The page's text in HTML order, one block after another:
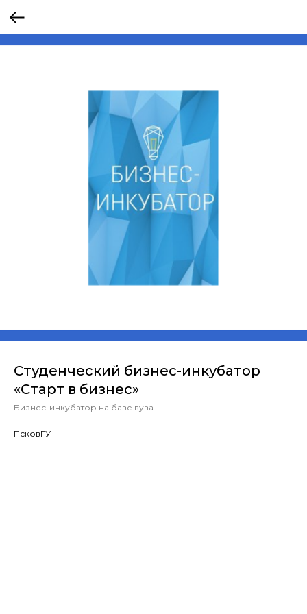
Студенческий бизнес-инкубатор
«Старт в бизнес»
Бизнес-инкубатор на базе вуза
ПсковГУ